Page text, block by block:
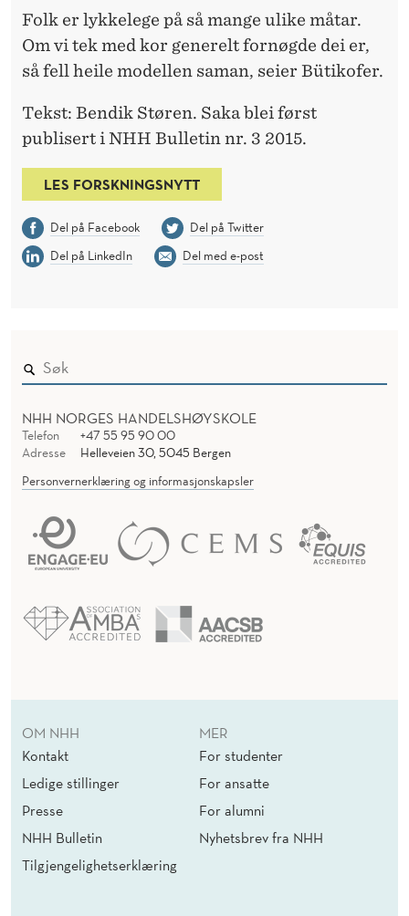
Folk er lykkelege på så mange ulike måtar.
Om vi tek med kor generelt fornøgde dei er,
så fell heile modellen saman, seier Bütikofer.
Tekst: Bendik Støren. Saka blei først
publisert i NHH Bulletin nr. 3 2015.
LES FORSKNINGSNYTT
Del på Facebook
Del på Twitter
Del på LinkedIn
Del med e-post
NHH NORGES HANDELSHØYSKOLE
Telefon
+47 55 95 90 00
Adresse
Helleveien 30, 5045 Bergen
Personvernerklæring og informasjonskapsler
OM NHH
Kontakt
Ledige stillinger
Presse
NHH Bulletin
Tilgjengelighetserklæring
MER
For studenter
For ansatte
For alumni
Nyhetsbrev fra NHH